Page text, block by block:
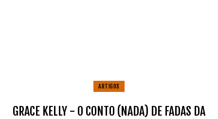
ARTIGOS
GRACE KELLY - O CONTO (NADA) DE FADAS DA